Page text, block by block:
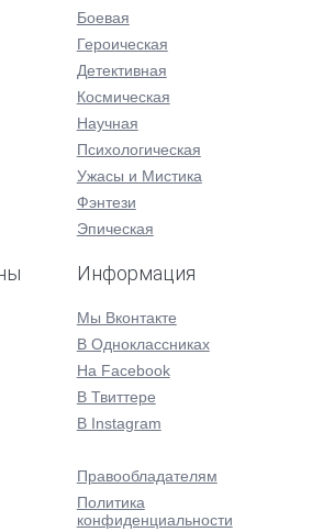
Боевая
Героическая
Детективная
Космическая
Научная
Психологическая
Ужасы и Мистика
Фэнтези
Эпическая
Информация
Мы Вконтакте
В Одноклассниках
На Facebook
В Твиттере
В Instagram
Правообладателям
Политика
конфиденциальности